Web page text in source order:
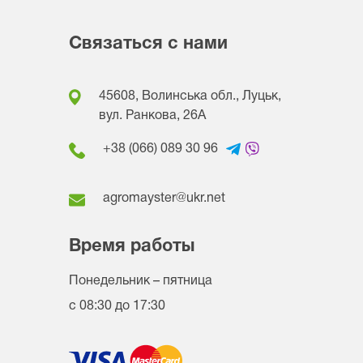
Связаться с нами
45608, Волинська обл., Луцьк,
вул. Ранкова, 26A
+38 (066) 089 30 96
agromayster@ukr.net
Время работы
Понедельник – пятница
с 08:30 до 17:30